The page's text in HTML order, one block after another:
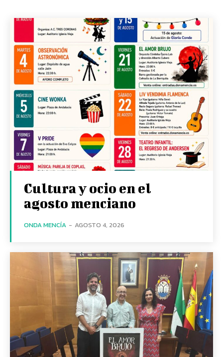
Cultura y ocio en el
agosto menciano
ONDA MENCÍA - AGOSTO 4, 2026